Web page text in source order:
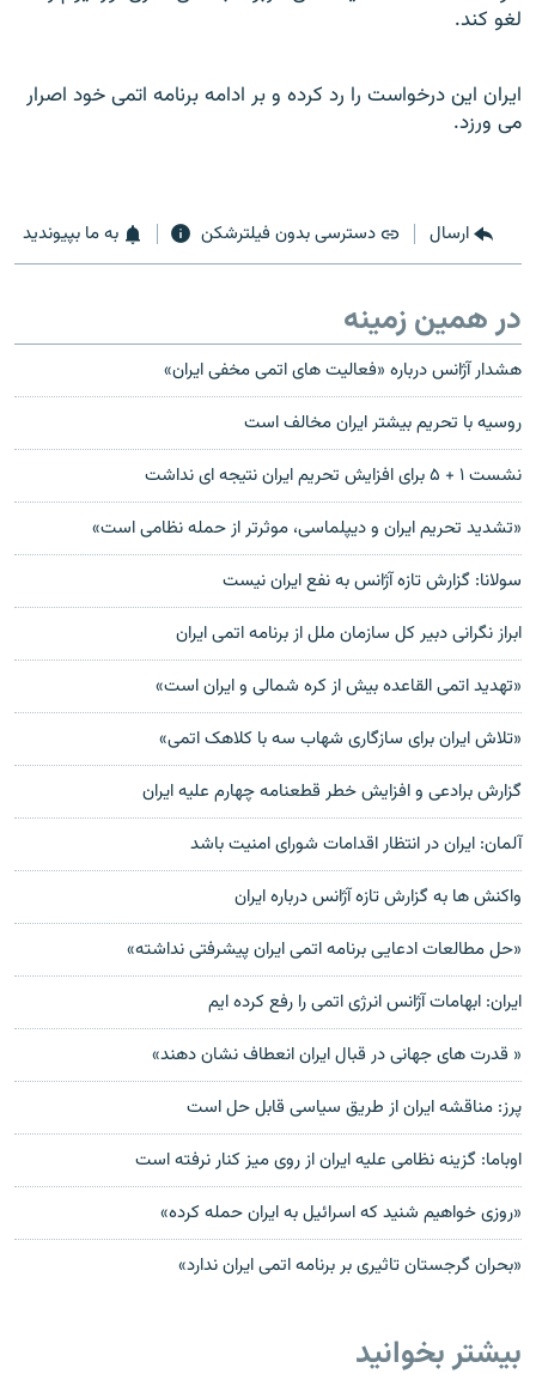
لغو كند.
ايران اين درخواست را رد كرده و بر ادامه برنامه اتمى خود اصرار
مى ورزد.
ارسال دسترسی بدون فیلترشکن به ما بپیوندید
در همین زمینه
هشدار آژانس درباره «فعاليت هاى اتمى مخفى ايران»
روسیه با تحریم بیشتر ایران مخالف است
نشست ۱ + ۵ برای افزایش تحریم ایران نتیجه ای نداشت
«تشدید تحریم ایران و دیپلماسی، موثرتر از حمله نظامی است»
سولانا: گزارش تازه آژانس به نفع ایران نیست
ابراز نگرانی دبیر کل سازمان ملل از برنامه اتمی ایران
«تهديد اتمی القاعده بيش از کره شمالی و ايران است»
«تلاش ایران برای سازگاری شهاب سه با کلاهک اتمی»
گزارش برادعى و افزايش خطر قطعنامه چهارم علیه ايران
آلمان: ایران در انتظار اقدامات شورای امنیت باشد
واکنش ها به گزارش تازه آژانس درباره ایران
«حل مطالعات ادعايى برنامه اتمى ايران پيشرفتى نداشته»
ايران: ابهامات آژانس انرژی اتمی را رفع کرده ايم
« قدرت های جهانی در قبال ایران انعطاف نشان دهند»
پرز: مناقشه ايران از طريق سياسی قابل حل است
اوباما: گزينه نظامی عليه ايران از روی ميز کنار نرفته است
«روزی خواهیم شنید که اسرائیل به ایران حمله کرده»
«بحران گرجستان تاثيری بر برنامه اتمی ايران ندارد»
بیشتر بخوانید